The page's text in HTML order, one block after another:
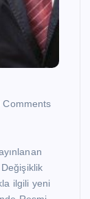
Comments
Değişiklik
ilgili yeni